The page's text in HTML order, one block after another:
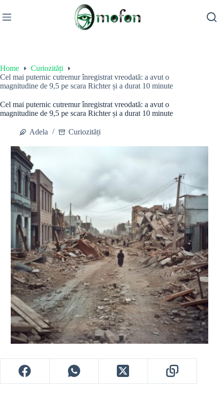
to
content
Home
Curiozități
Cel mai puternic cutremur înregistrat vreodată: a avut o
magnitudine de 9,5 pe scara Richter și a durat 10 minute
Cel mai puternic cutremur înregistrat vreodată: a avut o
magnitudine de 9,5 pe scara Richter și a durat 10 minute
Adela Curiozități